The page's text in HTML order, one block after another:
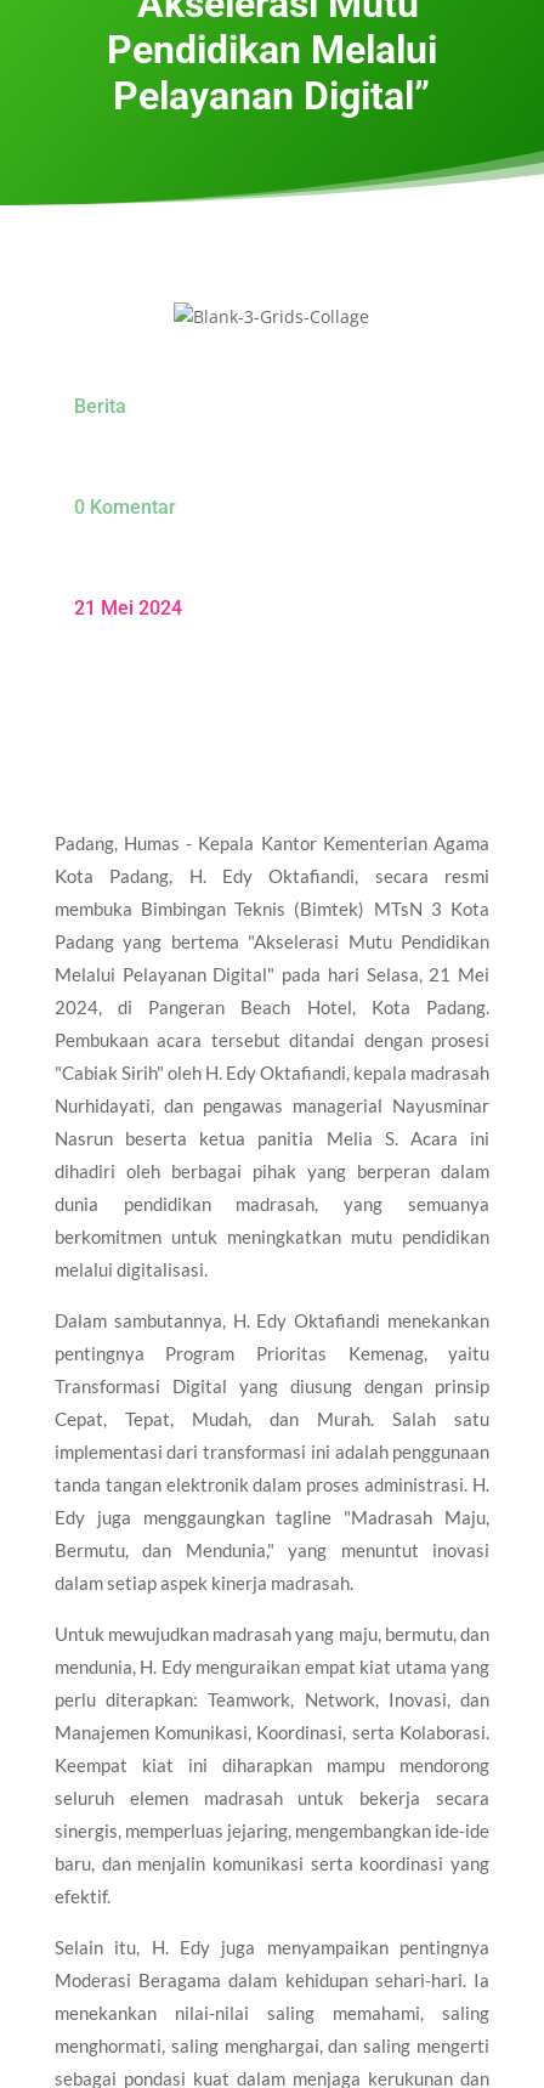
Pendidikan Melalui
Pelayanan Digital”
Berita
0 Komentar
21 Mei 2024
Padang, Humas - Kepala Kantor Kementerian Agama
Kota Padang, H. Edy Oktafiandi, secara resmi
membuka Bimbingan Teknis (Bimtek) MTsN 3 Kota
Padang yang bertema "Akselerasi Mutu Pendidikan
Melalui Pelayanan Digital" pada hari Selasa, 21 Mei
2024, di Pangeran Beach Hotel, Kota Padang.
Pembukaan acara tersebut ditandai dengan prosesi
"Cabiak Sirih" oleh H. Edy Oktafiandi, kepala madrasah
Nurhidayati, dan pengawas managerial Nayusminar
Nasrun beserta ketua panitia Melia S. Acara ini
dihadiri oleh berbagai pihak yang berperan dalam
dunia pendidikan madrasah, yang semuanya
berkomitmen untuk meningkatkan mutu pendidikan
melalui digitalisasi.
Dalam sambutannya, H. Edy Oktafiandi menekankan
pentingnya Program Prioritas Kemenag, yaitu
Transformasi Digital yang diusung dengan prinsip
Cepat, Tepat, Mudah, dan Murah. Salah satu
implementasi dari transformasi ini adalah penggunaan
tanda tangan elektronik dalam proses administrasi. H.
Edy juga menggaungkan tagline "Madrasah Maju,
Bermutu, dan Mendunia," yang menuntut inovasi
dalam setiap aspek kinerja madrasah.
Untuk mewujudkan madrasah yang maju, bermutu, dan
mendunia, H. Edy menguraikan empat kiat utama yang
perlu diterapkan: Teamwork, Network, Inovasi, dan
Manajemen Komunikasi, Koordinasi, serta Kolaborasi.
Keempat kiat ini diharapkan mampu mendorong
seluruh elemen madrasah untuk bekerja secara
sinergis, memperluas jejaring, mengembangkan ide-ide
baru, dan menjalin komunikasi serta koordinasi yang
efektif.
Selain itu, H. Edy juga menyampaikan pentingnya
Moderasi Beragama dalam kehidupan sehari-hari. Ia
menekankan nilai-nilai saling memahami, saling
menghormati, saling menghargai, dan saling mengerti
sebagai pondasi kuat dalam menjaga kerukunan dan